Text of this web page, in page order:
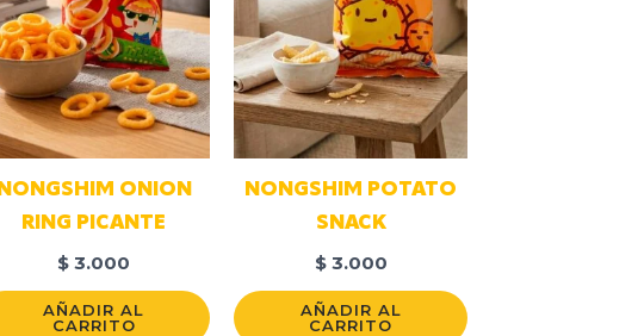
NONGSHIM ONION
RING PICANTE
$ 3.000
AÑADIR AL
CARRITO
NONGSHIM POTATO
SNACK
$3.000
AÑADIR AL
CARRITO